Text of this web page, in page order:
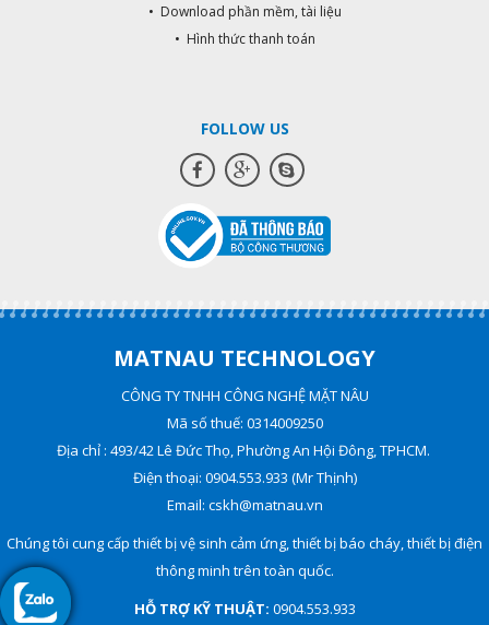
3-500 Lux Hẹn giờ thời gian tự tắt:
2s, 4h,6h, 8h, 12h Có chế độ điều
• Download phần mềm, tài liệu
• Hình thức thanh toán
FOLLOW US
MATNAU TECHNOLOGY
CÔNG TY TNHH CÔNG NGHỆ MẶT NÂU
Mã số thuế: 0314009250
Địa chỉ : 493/42 Lê Đức Thọ, Phường An Hội Đông, TPHCM.
Điện thoại: 0904.553.933 (Mr Thịnh)
Email: cskh@matnau.vn
Chúng tôi cung cấp thiết bị vệ sinh cảm ứng, thiết bị báo cháy, thiết bị điện
thông minh trên toàn quốc.
HỖ TRỢ KỸ THUẬT: 0904.553.933